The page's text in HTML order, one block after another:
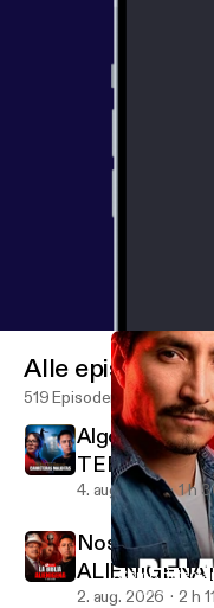
¿Cómo
EXTRA
Alle episoder
519 Episoder
Algo NOS
TERROR en
4. aug. 2026 1 h
Nos preparan
ALIENÍGENA
2. aug. 2026 2 h